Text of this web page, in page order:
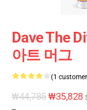
Dave The
아트 머그
(1
₩44,785₩35,828